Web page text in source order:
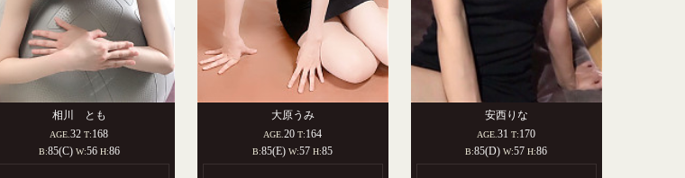
相川 とも
AGE.32T:168
B:85(C) W:56 H:86
大原うみ
AGE.20T:164
B:85(E)W:57H:85
安西りな
AGE.31T:170
B:85(D)W:57H:86